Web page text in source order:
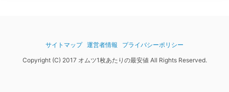
サイトマップ 運営者情報
プライバシーポリシー
Copyright (C) 2017 オムツ1枚あたりの最安値 All Rights Reserved.